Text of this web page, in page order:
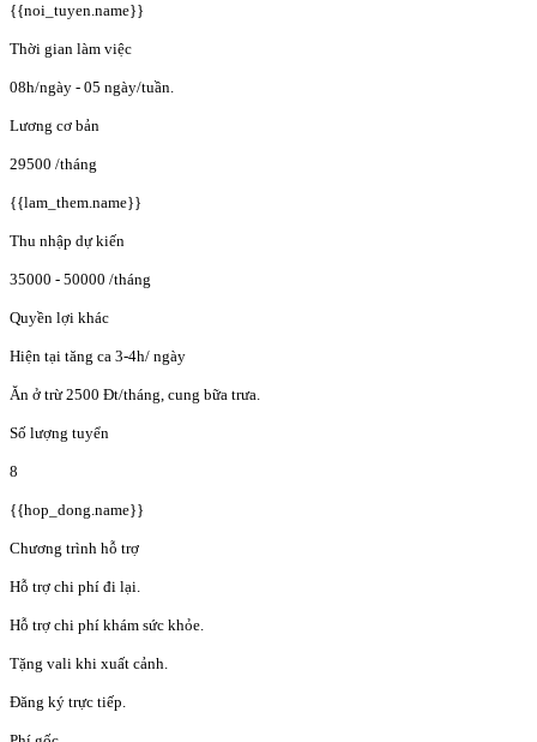
{{noi_tuyen.name}}
Thời gian làm việc
08h/ngày - 05 ngày/tuần.
Lương cơ bản
29500 /tháng
{{lam_them.name}}
Thu nhập dự kiến
35000 - 50000 /tháng
Quyền lợi khác
Hiện tại tăng ca 3-4h/ ngày
Ăn ở trừ 2500 Đt/tháng, cung bữa trưa.
Số lượng tuyển
8
{{hop_dong.name}}
Chương trình hỗ trợ
Hỗ trợ chi phí đi lại.
Hỗ trợ chi phí khám sức khỏe.
Tặng vali khi xuất cảnh.
Đăng ký trực tiếp.